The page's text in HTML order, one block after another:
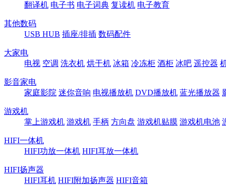
翻译机 电子书 电子词典 复读机 电子教育
其他数码
USB HUB 插座/排插 数码配件
大家电
电视 空调 洗衣机 烘干机 冰箱 冷冻柜 酒柜 冰吧 遥控器
影音家电
家庭影院 迷你音响 电视播放机 DVD播放机 蓝光播放器
游戏机
掌上游戏机 游戏机 手柄 方向盘 游戏机贴膜 游戏机电池
HIFI一体机
HIFI功放一体机 HIFI耳放一体机
HIFI扬声器
HIFI耳机 HIFI附加扬声器 HIFI音箱